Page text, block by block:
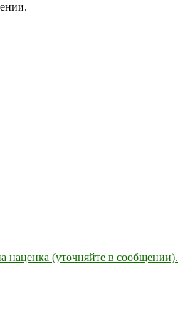
наценка (уточняйте в сообщении).